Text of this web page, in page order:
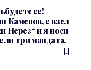
се!
Каменов, е взел
Нерез“ и я носи
три мандата.